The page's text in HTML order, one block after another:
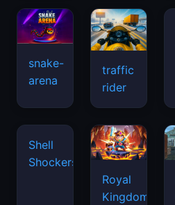
snake-
arena
traffic
rider
Shell
Shockers
Royal
Kingdom